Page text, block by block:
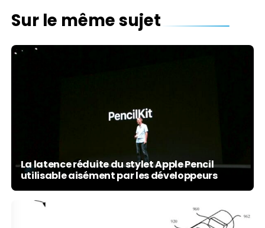
Sur le même sujet
La latence réduite du stylet Apple Pencil
utilisable aisément par les développeurs